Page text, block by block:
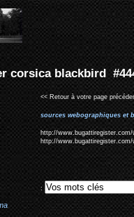
<< Retour à votre page
sources webographiques et
http://
http://
: